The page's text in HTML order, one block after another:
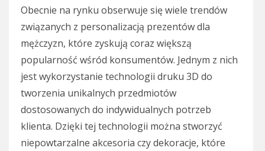
Obecnie na rynku obserwuje się wiele trendów
związanych z personalizacją prezentów dla
mężczyzn, które zyskują coraz większą
popularność wśród konsumentów. Jednym z nich
jest wykorzystanie technologii druku 3D do
tworzenia unikalnych przedmiotów
dostosowanych do indywidualnych potrzeb
klienta. Dzięki tej technologii można stworzyć
niepowtarzalne akcesoria czy dekoracje, które